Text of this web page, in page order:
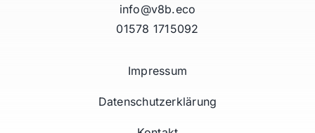
info@v8b.eco
01578 1715092
Impressum
Datenschutzerklärung